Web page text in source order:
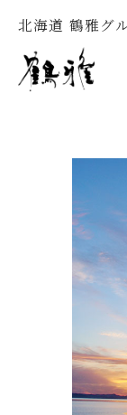
北海道 鶴雅グ